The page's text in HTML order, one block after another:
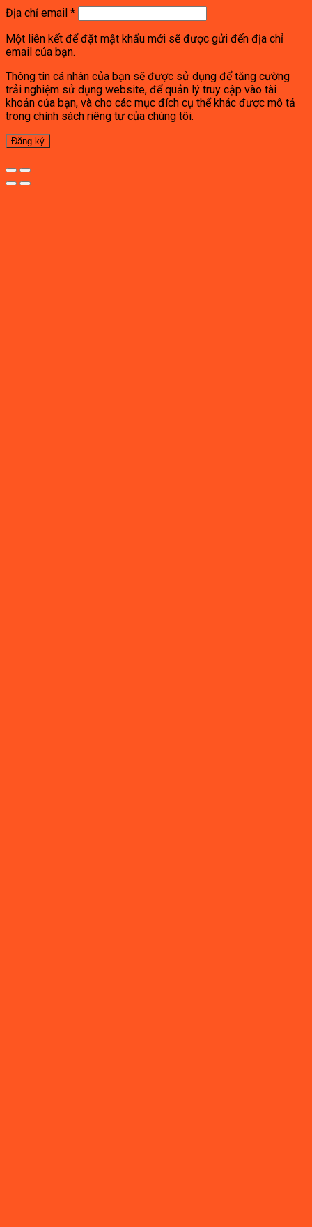
Địa chỉ email *
Một liên kết để đặt mật khẩu mới sẽ được gửi đến địa chỉ
email của bạn.
Thông tin cá nhân của bạn sẽ được sử dụng để tăng cường
trải nghiệm sử dụng website, để quản lý truy cập vào tài
khoản của bạn, và cho các mục đích cụ thể khác được mô tả
trong chính sách riêng tư của chúng tôi.
Đăng ký